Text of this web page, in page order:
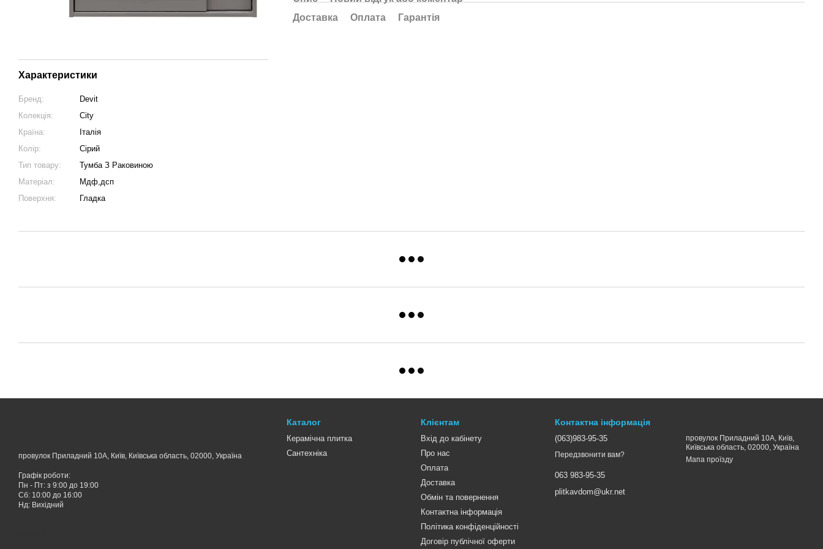
Характеристики
Бренд:
Devit
Колекція:
City
Країна:
Італія
Колір:
Сірий
Тип товару:
Тумба З Раковиною
Матеріал:
Мдф,дсп
Поверхня:
Гладка
Доставка
Оплата Гарантія
провулок Приладний 10А, Київ, Київська область, 02000, Україна
Графік роботи:
Пн - Пт: з 9:00 до 19:00
Сб: 10:00 до 16:00
Нд: Вихідний
Каталог
Керамічна плитка
Сантехніка
Клієнтам
Вхід до кабінету
Про нас
Оплата
Доставка
Обмін та повернення
Контактна інформація
Політика конфіденційності
Договір публічної оферти
Контактна інформація
(063)983-95-35
Передзвонити вам?
063 983-95-35
plitkavdom@ukr.net
провулок Приладний 10А, Київ,
Київська область, 02000, Україна
Мапа проїзду